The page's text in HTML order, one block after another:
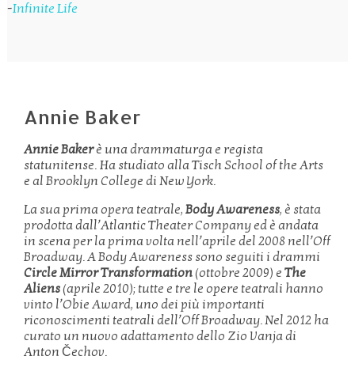
-Infinite Life
Annie Baker
AnnieBakerè una drammaturga e regista
statunitense. Ha studiato alla Tisch School of the Arts
e al Brooklyn College di New York.
La sua prima opera teatrale,BodyAwareness, è stata
prodotta dall’Atlantic Theater Company ed è andata
in scena per la prima volta nell’aprile del 2008 nell’Off
Broadway. A Body Awareness sono seguiti i drammi
Circle Mirror Transformation(ottobre 2009) eThe
Aliens(aprile 2010); tutte e tre le opere teatrali hanno
vinto l’Obie Award, uno dei più importanti
riconoscimenti teatrali dell’Off Broadway. Nel 2012 ha
curato un nuovo adattamento dello Zio Vanja di
Anton Čechov.